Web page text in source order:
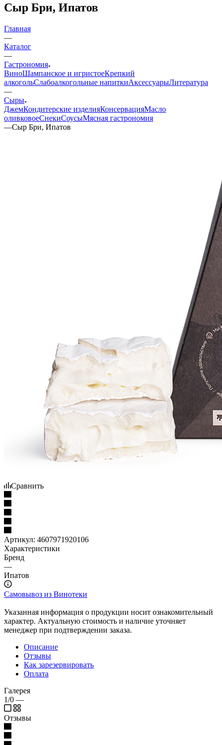
Сыр Бри, Ипатов
Главная
—
Каталог
—
Гастрономия
ВиноШампанское и игристоеКрепкий
алкогольСлабоалкогольные напиткиАксессуарыЛитература
—
Сыры
ДжемКондитерские изделияКонсервацияМасло
оливковоеСнекиСоусыМясная гастрономия
—Сыр Бри, Ипатов
Сравнить
Артикул: 4607971920106
Характеристики
Бренд
—
Ипатов
Самовывоз из Винотеки
Указанная информация о продукции носит ознакомительный
характер. Актуальную стоимость и наличие уточняет
менеджер при подтверждении заказа.
Описание
Отзывы
Как зарезервировать
Оплата
Галерея
1/0 —
Отзывы